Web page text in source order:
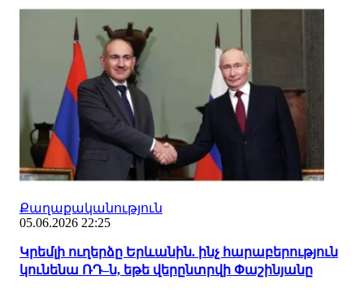
Քաղաքականություն
05.06.2026 22:25
Կրեմլի ուղերձը Երևանին. ինչ հարաբերություն
կունենա ՌԴ–ն, եթե վերընտրվի Փաշինյանը